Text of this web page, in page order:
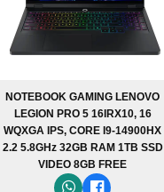
NOTEBOOK GAMING LENOVO
LEGION PRO 5 16IRX10, 16
WQXGA IPS, CORE I9-14900HX
2.2 5.8GHz 32GB RAM 1TB SSD
VIDEO 8GB FREE